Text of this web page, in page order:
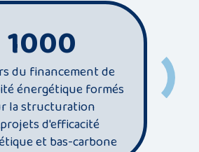
1000
du financement de
énergétique formés
la structuration
d'efficacité
et bas-carbone